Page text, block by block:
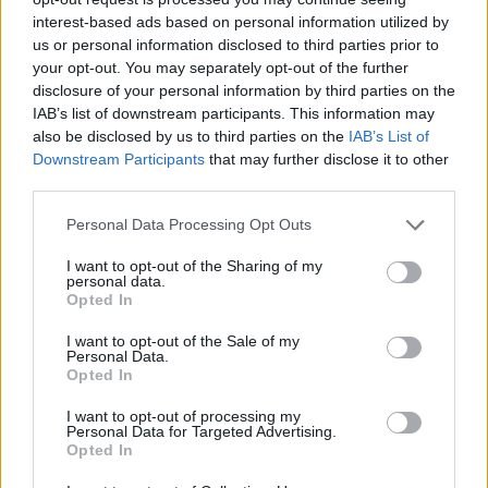
interest-based ads based on personal information utilized by
us or personal information disclosed to third parties prior to
your opt-out. You may separately opt-out of the further
disclosure of your personal information by third parties on the
IAB’s list of downstream participants. This information may
also be disclosed by us to third parties on the IAB’s List of
Downstream Participants that may further disclose it to other
Personal Data Processing Opt Outs
I want to opt-out of the Sharing of my
personal data.
Opted In
I want to opt-out of the Sale of my
Personal Data.
Opted In
I want to opt-out of processing my
Personal Data for Targeted Advertising.
Opted In
Nuno Araújo (Audi A1) é outro piloto português que disputa
todo o Campeonato da Europa, reforçando uma ‘armada’ lusa
que também incluirá Jorge Machado (Citroën C2), Rogério
Sousa (Ford Fiesta), Tiago Ferreira (Peugeot 208), António Sousa
(Peugeot 208), Joaquim Machado (Peugeot 208), Leonel
Sampaio (Skoda Fabia) e Sérgio Dias (Renault Twingo).
Ao todo, serão 11 os pilotos portugueses na prova de
APRESENTAÇÃO NA CASA DA MÚSICA
Na próxima terça-feira (30 de agosto), o Lusorecursos World RX
of Portugal será oficialmente apresentado na praça exterior da
Casa da Música, no Porto, onde estará o embaixador oficial do
evento para este ano, o campeão do Mundo de Resistência e